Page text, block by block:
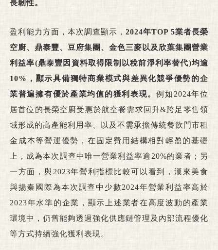
長韌性。
盈利能力方面，本次調查顯示， 2024年TOP 5業者長榮
空廚、鼎泰豐、豆府集團、金色三麥以及欣葉集團營業
利益率(鼎泰豐因資料取得限制以稅前淨利率替代)均逾
10%，顯示具備獨特商業模式與差異化競爭優勢的企
業普遍擁有優於產業均值的獲利表現。例如2024年位
居首位的長榮空廚受惠於航空餐需求回升&跨足零售領
域形成的高產能利用率、以及不需承擔傳統餐飲門市租
金成本等營運優勢，在固定費用結構相對輕盈的基礎
上，成為本次調查中唯一營業利益率逾20%的業者；另
一方面，與2023年營利指標比較可以看到，漢來美食
與揚秦國際為本次調查中少數2024年營業利益率高於
2023年水準的企業，顯示上述業者在高度波動的產業
環境中，仍舊能夠透過強化供應鏈管理及內部流程優化
等方式持續強化獲利表現。